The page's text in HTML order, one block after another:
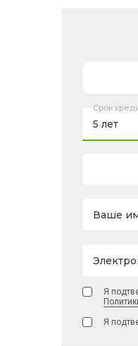
Срок
Ваше
Я
Я